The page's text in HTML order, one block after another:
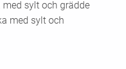
sylt och grädde
med sylt och